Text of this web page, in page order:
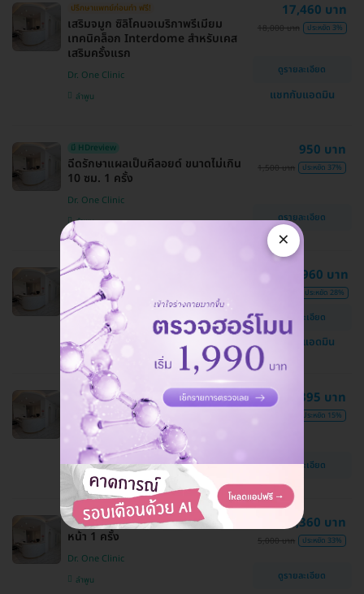
ปรึกษาแพทย์ก่อนทำ ฟรี!
เสริมจมูก ซิลิโคนอเมริกาพรีเมียม
เทคนิคล็อก Interdome สำหรับเคส
เสริมครั้งแรก
Dr. One Clinic
ลำพูน
17,460 บาท
18,000 บาท ประหยัด 3%
ดูรายละเอียด
แชทกับแอดมิน
มี HDreview
ฉีดรักษาแผลเป็นคีลอยด์ ขนาดไม่เกิน
10 ซม. 1 ครั้ง
Dr. One Clinic
ลำพูน
950 บาท
1,500 บาท ประหยัด 37%
ดูรายละเอียด
โปรแกรมฟิลเลอร์ 1 ซีซี (เติมริ้วรอยหน้า
Dr. One Clinic
12,960 บาท
ประหยัด 28%
ดูรายละเอียด
แชทกับแอดมิน
ทำ HIFU เครื่อง Doublo-S ไม่จำกัด
ช็อต ขึ้นอยู่กับแพทย์ประเมิน บริเวณทั่ว
ใบหน้ารวมเหนียง 1 ครั้ง
Dr. One Clinic
ลำพูน
3,395 บาท
ประหยัด 15%
ดูรายละเอียด
จี้ไฝ จี้กระ ด้วยเลเซอร์ CO2 10 จุด ทั่ว
หน้า 1 ครั้ง
Dr. One Clinic
ลำพูน
3,360 บาท
5,000 บาท ประหยัด 33%
ดูรายละเอียด
×